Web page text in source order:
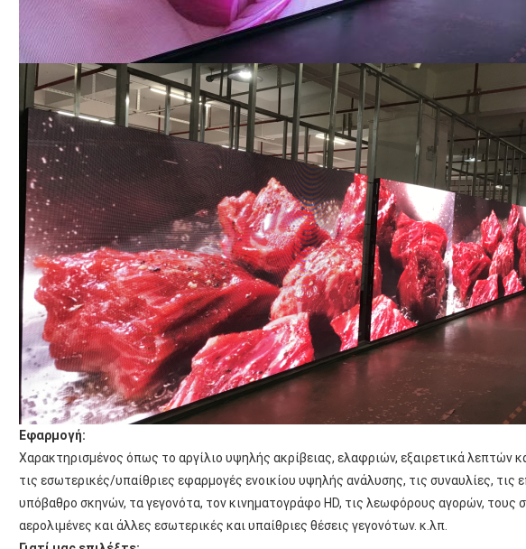
Εφαρμογή:
Χαρακτηρισμένος όπως το αργίλιο υψηλής ακρίβειας, ελαφριών, εξαιρετικά λεπτών
τις εσωτερικές/υπαίθριες εφαρμογές ενοικίου υψηλής ανάλυσης, τις συναυλίες, τις
υπόβαθρο σκηνών, τα γεγονότα, τον κινηματογράφο HD, τις λεωφόρους αγορών, τους
αερολιμένες και άλλες εσωτερικές και υπαίθριες θέσεις γεγονότων. κ.λπ.